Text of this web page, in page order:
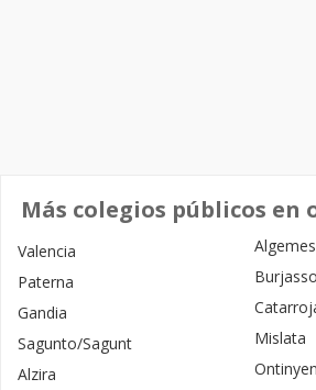
Más colegios públicos en
Valencia
Paterna
Gandia
Sagunto/Sagunt
Alzira
Mislata